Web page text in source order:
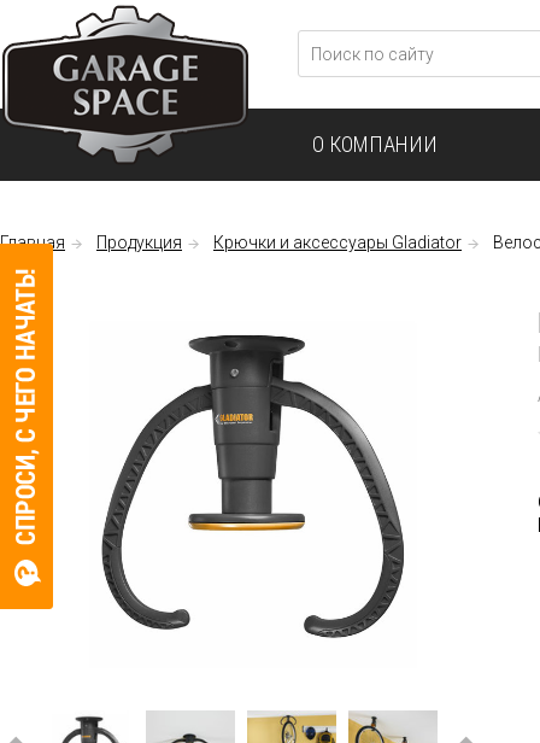
О КОМПАНИИ
Главная Продукция Крючки и аксессуары Gladiator